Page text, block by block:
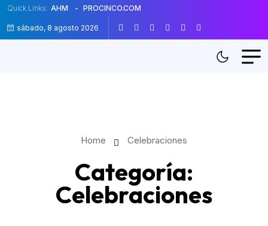
Quick Links: AHM PROCINCO.COM
sábado, 8 agosto 2026
Home Celebraciones
Categoría:
Celebraciones